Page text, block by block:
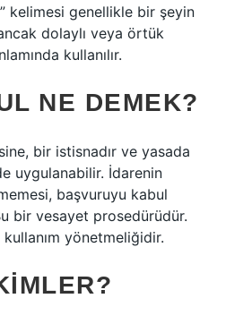
kelimesi genellikle bir şeyin
dolaylı veya örtük
kullanılır.
NE DEMEK?
bir istisnadır ve yasada
uygulanabilir. İdarenin
başvuruyu kabul
bir vesayet prosedürüdür.
yönetmeliğidir.